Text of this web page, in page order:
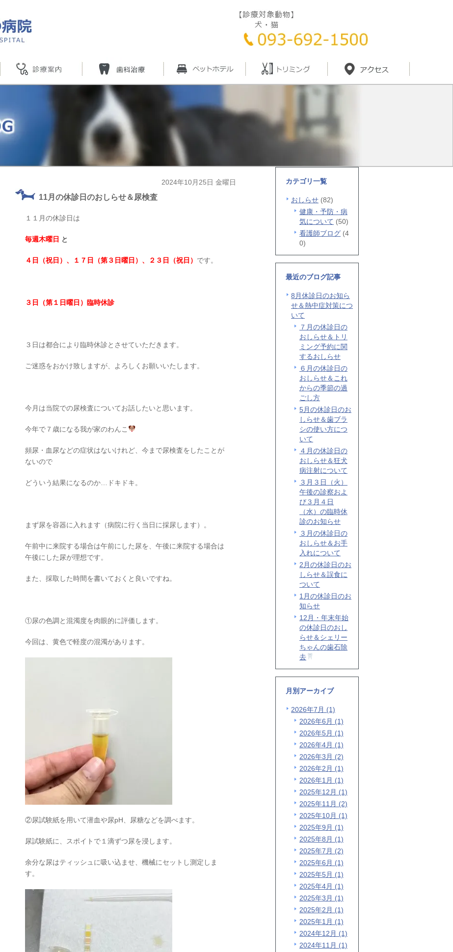
2024年10月25日 金曜日
11月の休診日のおしらせ＆尿検査
１１月の休診日は
毎週木曜日 と
４日（祝日）、 １７日（第３日曜日）、２３日（祝日） です。
３日（第１日曜日）臨時休診
３日は都合により臨時休診とさせていただきます。
ご迷惑をおかけ致しますが、よろしくお願いいたします。
今月は当院での尿検査についてお話したいと思います。
今年で７歳になる我が家のわんこ
頻尿・血尿などの症状はないけれど、今まで尿検査をしたことが
ないので
どういう結果になるのか…ドキドキ。
まず尿を容器に入れます（病院に行く当日に採尿します）。
午前中に来院する場合は午前にした尿を、午後に来院する場合は
午後にした尿が理想です。
また、採取した時間を書いておくと良いですね。
①尿の色調と混濁度を肉眼的に評価します。
今回は、黄色で軽度の混濁があります。
②尿試験紙を用いて潜血や尿pH、尿糖などを調べます。
尿試験紙に、スポイトで１滴ずつ尿を浸します。
余分な尿はティッシュに吸い込ませ、機械にセットし測定しま
す。
カテゴリ一覧
おしらせ (82)
健康・予防・病
気について (50)
看護師ブログ (4
0)
最近のブログ記事
8月休診日のお知ら
せ＆熱中症対策につ
いて
７月の休診日の
おしらせ＆トリ
ミング予約に関
するおしらせ
６月の休診日の
おしらせ＆これ
からの季節の過
ごし方
5月の休診日のお
しらせ＆歯ブラ
シの使い方につ
いて
４月の休診日の
おしらせ＆狂犬
病注射について
３月３日（火）
午後の診察およ
び３月４日
（水）の臨時休
診のお知らせ
３月の休診日の
おしらせ＆お手
入れについて
2月の休診日のお
しらせ＆誤食に
ついて
1月の休診日のお
知らせ
12月・年末年始
の休診日のおし
らせ＆シェリー
ちゃんの歯石除
去
月別アーカイブ
2026年7月 (1)
2026年6月 (1)
2026年5月 (1)
2026年4月 (1)
2026年3月 (2)
2026年2月 (1)
2026年1月 (1)
2025年12月 (1)
2025年11月 (2)
2025年10月 (1)
2025年9月 (1)
2025年8月 (1)
2025年7月 (2)
2025年6月 (1)
2025年5月 (1)
2025年4月 (1)
2025年3月 (1)
2025年2月 (1)
2025年1月 (1)
2024年12月 (1)
2024年11月 (1)